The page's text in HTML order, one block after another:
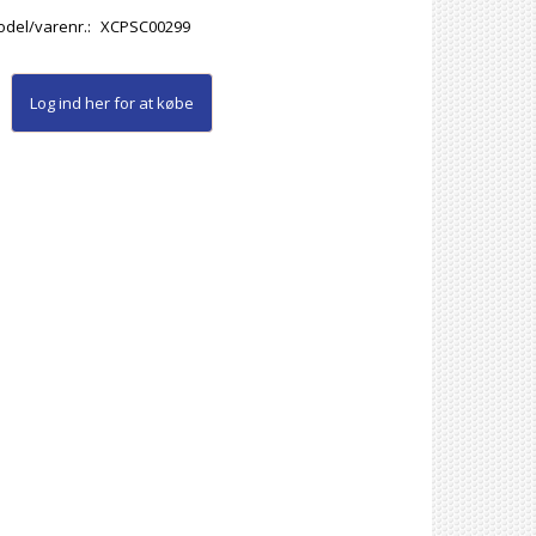
varenr.: XCPSC00299
Log ind herfor at købe